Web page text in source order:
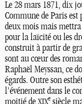
Le 28 mars 1871, dix
Commune de Paris
deux mois mais
pour la laïcité ou les
construit à partir de
sont au cœur des
Raphaël Meyssan, ce
égards. Outre son
l’événement dans le
e